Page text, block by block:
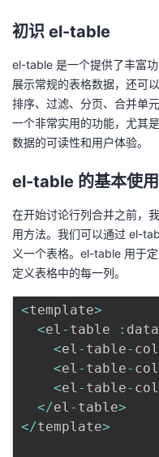
者
我
的
博
客
我
的
论
坛
我
的
圈
子
我
的
直
播
我
的
活
动
我
的
关
我
Programs
初识 el-table
el-table 是一个提供了丰富
展示常规的表格数据，还可
排序、过滤、分页、合并单
一个非常实用的功能，尤其
数据的可读性和用户体验。
el-table 的基本使用
在开始讨论行列合并之前，
用方法。我们可以通过 el-
义一个表格。el-table 用于
定义表格中的每一列。
<template>
<el - table : data
<el - table-
<el - table-
<el - table-
</el - table>
</template>